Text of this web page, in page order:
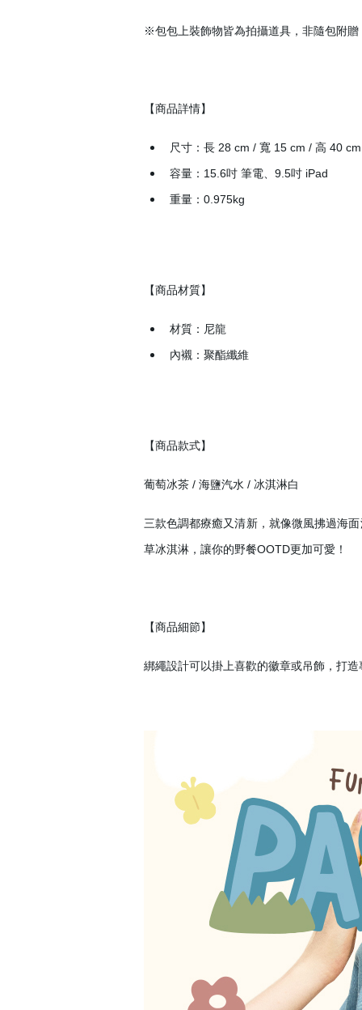
登 入
忘記密碼？
※包包上裝飾物皆為拍攝道具，非隨包附
【商品詳情】
尺寸：長 28 cm / 寬 15 cm / 高 40 cm
容量：15.6吋 筆電、9.5吋 iPad
重量：0.975kg
【商品材質】
材質：尼龍
內襯：聚酯纖維
【商品款式】
葡萄冰茶 / 海鹽汽水 / 冰淇淋白
三款色調都療癒又清新，就像微風拂過海
草冰淇淋，讓你的野餐OOTD更加可愛！
【商品細節】
綁繩設計可以掛上喜歡的徽章或吊飾，打